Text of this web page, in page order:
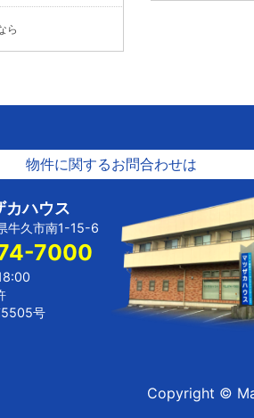
ら
物件に関するお問合わせは
カハウス
牛久市南1-15-6
7000
5505号
Copyright ©